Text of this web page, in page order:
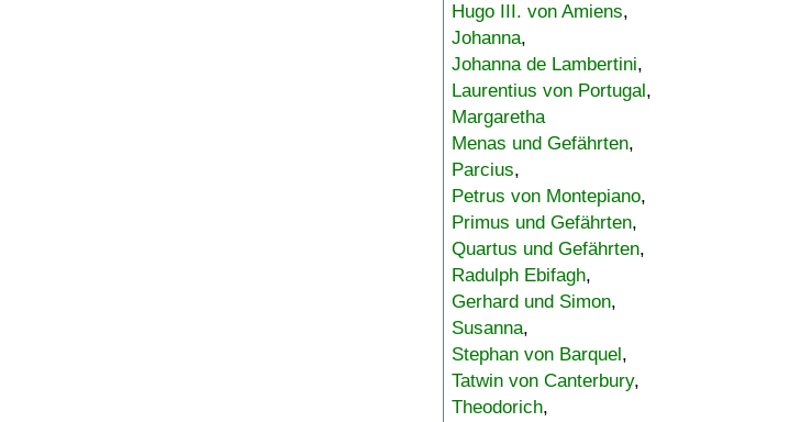
Hugo III. von Amiens,
Johanna,
Johanna de Lambertini,
Laurentius von Portugal,
Margaretha
Menas und Gefährten,
Parcius,
Petrus von Montepiano,
Primus und Gefährten,
Quartus und Gefährten,
Radulph Ebifagh,
Gerhard und Simon,
Susanna,
Stephan von Barquel,
Tatwin von Canterbury,
Theodorich,